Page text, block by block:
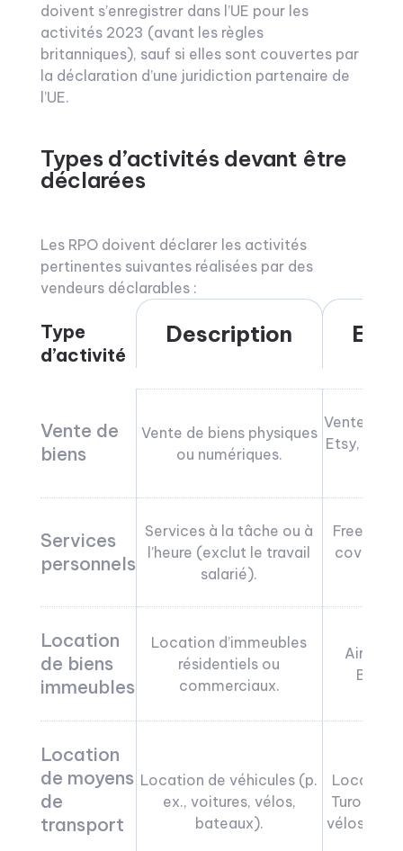
doivent s’enregistrer dans l’UE pour les
activités 2023 (avant les règles
britanniques), sauf si elles sont couvertes par
la déclaration d’une juridiction partenaire de
l’UE.
Types d’activités devant être
déclarées
Les RPO doivent déclarer les activités
pertinentes suivantes réalisées par des
vendeurs déclarables :
Type
d’activité
Description
Vente de
biens
Vente de biens physiques
ou numériques.
Ventes
Etsy,
Services
personnels
Services à la tâche ou à
l’heure (exclut le travail
salarié).
Location
de biens
immeubles
Location d’immeubles
résidentiels ou
commerciaux.
Airbnb,
Location
de moyens
de
transport
Location de véhicules (p.
ex., voitures, vélos,
bateaux).
Location
Turo,
vélos en